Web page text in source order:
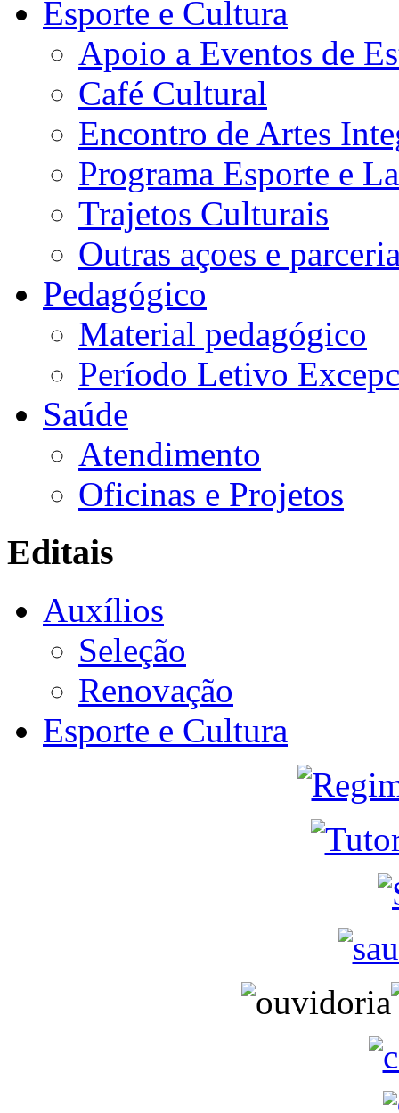
Esporte e Cultura
Apoio a Eventos de
Café Cultural
Encontro de Artes
Programa Esporte e
Trajetos Culturais
Outras açoes e
Pedagógico
Material pedagógico
Período Letivo
Saúde
Atendimento
Oficinas e Projetos
Editais
Auxílios
Seleção
Renovação
Esporte e Cultura